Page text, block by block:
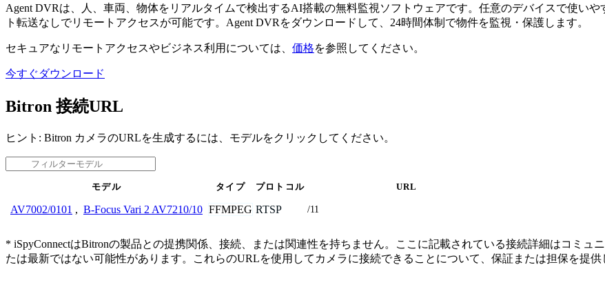
Agent DVRは、人、車両、物体をリアルタイムで検出するAI搭載の無料監視ソフトウェアです。任意のデバイスで使い
ト転送なしでリモートアクセスが可能です。Agent DVRをダウンロードして、24時間体制で物件を監視・保護します。
セキュアなリモートアクセスやビジネス利用については、 価格を参照してください。
今すぐダウンロード
Bitron 接続URL
ヒント: Bitron カメラのURLを生成するには、モデルをクリックしてください。
モデル タイプ プロトコル URL
AV7002/0101 , B-Focus Vari 2 AV7210/10 FFMPEG RTSP /11
* iSpyConnectはBitronの製品との提携関係、接続、または関連性を持ちません。ここに記載されている接続詳細はコミュ
たは最新ではない可能性があります。これらのURLを使用してカメラに接続できることについて、保証または担保を提供